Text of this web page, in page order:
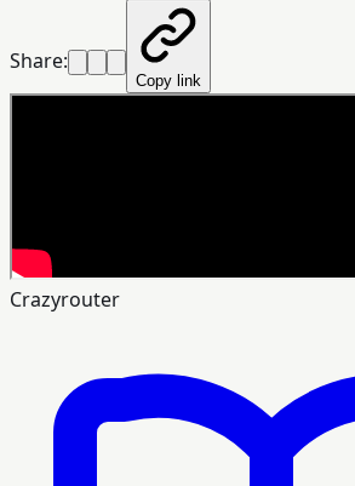
Share:
Copy link
Crazyrouter